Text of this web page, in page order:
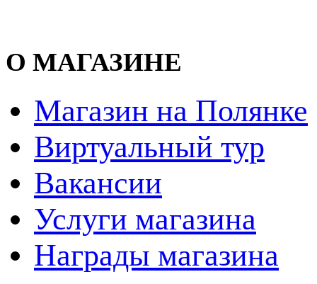
О МАГАЗИНЕ
Магазин на Полянке
Виртуальный тур
Вакансии
Услуги магазина
Награды магазина